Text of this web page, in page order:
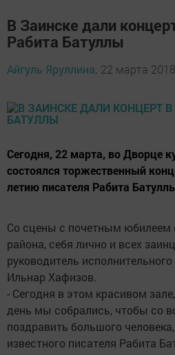
В Заинске дали
Рабита Батуллы
Айгуль Яруллина, 22 марта
Сегодня, 22 марта, во Дворце
состоялся торжественный
летию писателя Рабита
Со сцены с почетным юбилеем
района, себя лично и всех
руководитель
Ильнар Хафизов.
- Сегодня в этом красивом
день мы собрались, чтобы со
поздравить большого
известного писателя Рабита